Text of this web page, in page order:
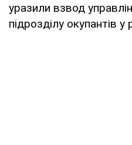
уразили взвод
підрозділу окупантів у